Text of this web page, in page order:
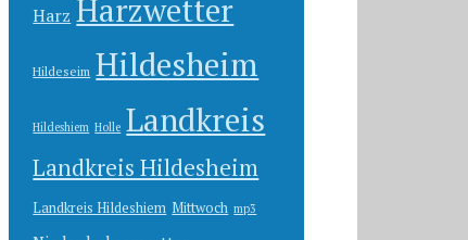
Harz Harzwetter
Hildeseim Hildesheim
Hildeshiem Holle Landkreis
Landkreis Hildesheim
Landkreis Hildeshiem Mittwoch mp3